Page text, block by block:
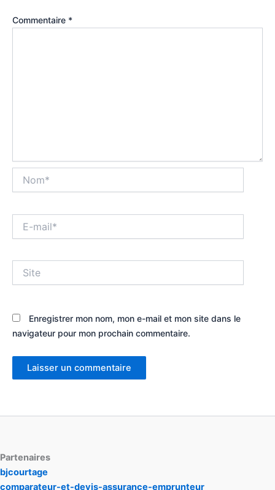
Commentaire *
mail*
Enregistrer mon nom, mon e-mail et mon site dans le
navigateur pour mon prochain commentaire.
Partenaires
bjcourtage
comparateur-et-devis-assurance-emprunteur